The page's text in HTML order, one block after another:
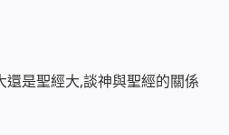
你，也要滿足你。
，與你永遠不分離！
，與你永遠不分離！
還是聖經大,談神與聖經的關係